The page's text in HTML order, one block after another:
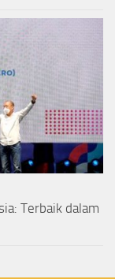
Terbaik dalam